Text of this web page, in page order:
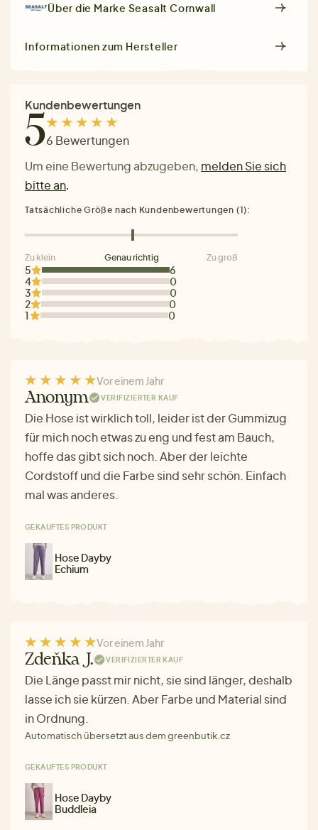
Über die Marke Seasalt Cornwall
Informationen zum Hersteller
Kundenbewertungen
56 Bewertungen
Um eine Bewertung abzugeben, melden Sie sich
bitte an.
5
6
4
0
3
0
2
0
1
0
Tatsächliche Größe nach Kundenbewertungen (1):
Zu klein Genau richtig Zu groß
Vor einem Jahr
Anonym VERIFIZIERTER KAUF
Die Hose ist wirklich toll, leider ist der Gummizug
für mich noch etwas zu eng und fest am Bauch,
hoffe das gibt sich noch. Aber der leichte
Cordstoff und die Farbe sind sehr schön. Einfach
mal was anderes.
GEKAUFTES PRODUKT
Hose Dayby
Echium
Vor einem Jahr
Zdeňka J. VERIFIZIERTER KAUF
Die Länge passt mir nicht, sie sind länger, deshalb
lasse ich sie kürzen. Aber Farbe und Material sind
in Ordnung.
Automatisch übersetzt aus dem greenbutik.cz
GEKAUFTES PRODUKT
Hose Dayby
Buddleia